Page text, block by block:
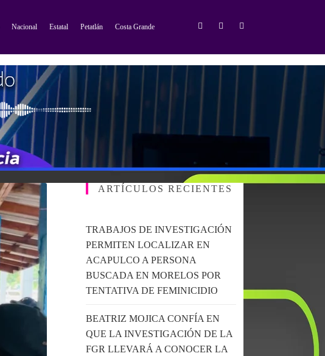
Nacional Estatal Petatlán Costa Grande
ARTÍCULOS RECIENTES
TRABAJOS DE INVESTIGACIÓN
PERMITEN LOCALIZAR EN
ACAPULCO A PERSONA
BUSCADA EN MORELOS POR
TENTATIVA DE FEMINICIDIO
BEATRIZ MOJICA CONFÍA EN
QUE LA INVESTIGACIÓN DE LA
FGR LLEVARÁ A CONOCER LA